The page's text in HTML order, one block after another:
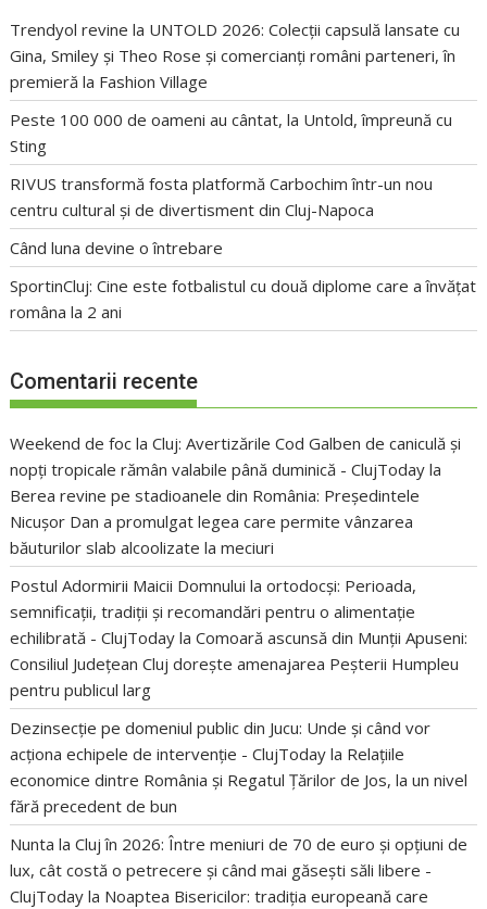
Trendyol revine la UNTOLD 2026: Colecții capsulă lansate cu
Gina, Smiley și Theo Rose și comercianți români parteneri, în
premieră la Fashion Village
Peste 100 000 de oameni au cântat, la Untold, împreună cu
Sting
RIVUS transformă fosta platformă Carbochim într-un nou
centru cultural și de divertisment din Cluj-Napoca
Când luna devine o întrebare
SportinCluj: Cine este fotbalistul cu două diplome care a învățat
româna la 2 ani
Comentarii recente
Weekend de foc la Cluj: Avertizările Cod Galben de caniculă și
nopți tropicale rămân valabile până duminică - ClujToday la
Berea revine pe stadioanele din România: Președintele
Nicușor Dan a promulgat legea care permite vânzarea
băuturilor slab alcoolizate la meciuri
Postul Adormirii Maicii Domnului la ortodocși: Perioada,
semnificații, tradiții și recomandări pentru o alimentație
echilibrată - ClujToday laComoară ascunsă din Munții Apuseni:
Consiliul Județean Cluj dorește amenajarea Peșterii Humpleu
pentru publicul larg
Dezinsecție pe domeniul public din Jucu: Unde și când vor
acționa echipele de intervenție - ClujToday la Relațiile
economice dintre România și Regatul Țărilor de Jos, la un nivel
fără precedent de bun
Nunta la Cluj în 2026: Între meniuri de 70 de euro și opțiuni de
lux, cât costă o petrecere și când mai găsești săli libere -
ClujToday la Noaptea Bisericilor: tradiția europeană care